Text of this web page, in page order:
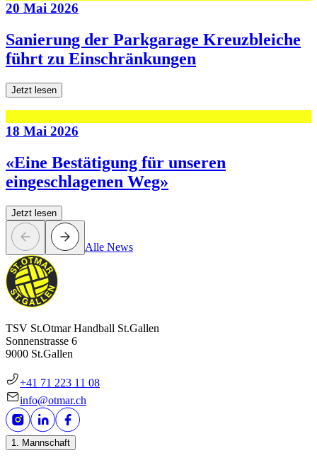
20 Mai 2026
Sanierung der Parkgarage Kreuzbleiche
führt zu Einschränkungen
Jetzt lesen
18 Mai 2026
«Eine Bestätigung für unseren
eingeschlagenen Weg»
Jetzt lesen
Alle News
TSV St.Otmar Handball St.Gallen
Sonnenstrasse 6
9000 St.Gallen
+41 71 223 11 08
info@otmar.ch
1. Mannschaft